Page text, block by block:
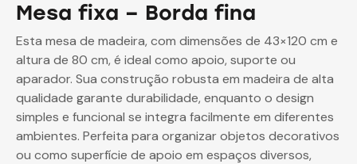
Mesa fixa – Borda fina
Esta mesa de madeira, com dimensões de 43×120 cm e
altura de 80 cm, é ideal como apoio, suporte ou
aparador. Sua construção robusta em madeira de alta
qualidade garante durabilidade, enquanto o design
simples e funcional se integra facilmente em diferentes
ambientes. Perfeita para organizar objetos decorativos
ou como superfície de apoio em espaços diversos,